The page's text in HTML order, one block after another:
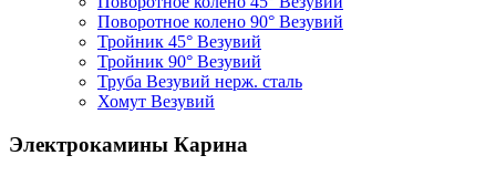
Поворотное колено 90° Везувий
Тройник 45° Везувий
Тройник 90° Везувий
Труба Везувий нерж. сталь
Хомут Везувий
Электрокамины Карина